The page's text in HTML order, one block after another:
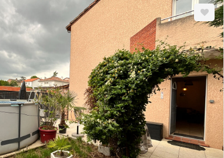
à chacun son intimité. Les prestations sont
une place de parking couverte, véritables atouts au
des écoles, des promenades au bord du canal du midi et
la renommée de Port Sud. Un bien rare sur le
et vue exceptionnelle. À visiter sans tarder !